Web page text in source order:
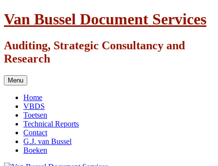
Ga
naar
inhoud
Van Bussel Document Services
Auditing, Strategic Consultancy and
Research
Menu
Home
VBDS
Toetsen
Technical Reports
Contact
G.J. van Bussel
Boeken